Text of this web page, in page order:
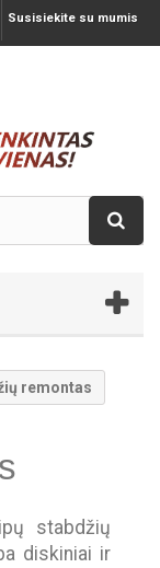
Susisiekite su mumis
remontas
stabdžių
diskiniai ir